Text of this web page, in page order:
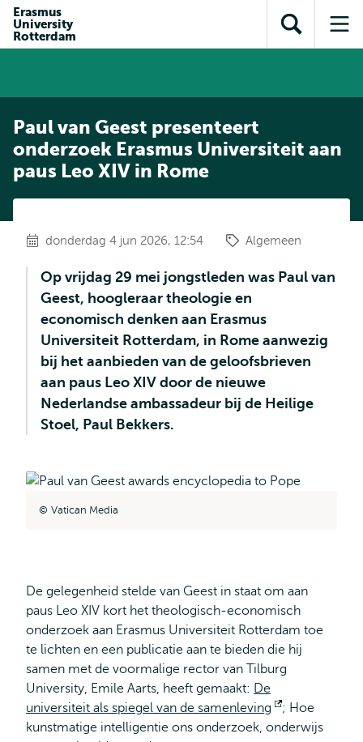
inhoud
Direct naar
subnavigatie
Erasmus
University
Rotterdam
Toon
zoekveld
Paul van Geest presenteert
onderzoek Erasmus Universiteit aan
paus Leo XIV in Rome
donderdag 4 jun 2026, 12:54 Algemeen
Op vrijdag 29 mei jongstleden was Paul van
Geest, hoogleraar theologie en
economisch denken aan Erasmus
Universiteit Rotterdam, in Rome aanwezig
bij het aanbieden van de geloofsbrieven
aan paus Leo XIV door de nieuwe
Nederlandse ambassadeur bij de Heilige
Stoel, Paul Bekkers.
Vatican Media
De gelegenheid stelde van Geest in staat om aan
paus Leo XIV kort het theologisch-economisch
onderzoek aan Erasmus Universiteit Rotterdam toe
te lichten en een publicatie aan te bieden die hij
samen met de voormalige rector van Tilburg
University, Emile Aarts, heeft gemaakt: De
universiteit als spiegel van de samenleving
Opent
extern
; Hoe
kunstmatige intelligentie ons onderzoek, onderwijs